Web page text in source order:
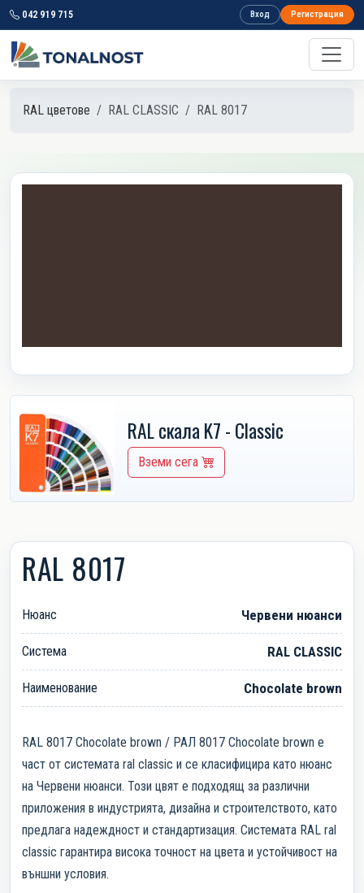
042 919 715 Вход Регистрация
RAL цветове RAL CLASSIC RAL 8017
RAL скала K7 - Classic
Вземи сега
RAL 8017
Нюанс Червени нюанси
Система RAL CLASSIC
Наименование Chocolate brown
RAL 8017 Chocolate brown / РАЛ 8017 Chocolate brown е
част от системата ral classic и се класифицира като нюанс
на Червени нюанси. Този цвят е подходящ за различни
приложения в индустрията, дизайна и строителството, като
предлага надеждност и стандартизация. Системата RAL ral
classic гарантира висока точност на цвета и устойчивост на
външни условия.